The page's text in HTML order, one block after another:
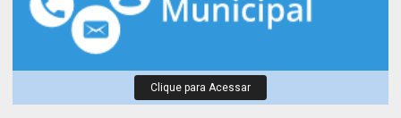
Clique para Acessar